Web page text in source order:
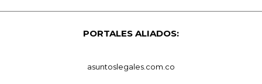
PORTALES ALIADOS:
asuntoslegales.com.co